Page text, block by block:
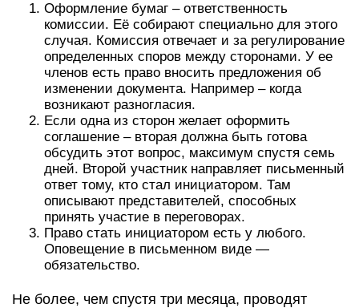
Оформление бумаг – ответственность
комиссии. Её собирают специально для этого
случая. Комиссия отвечает и за регулирование
определенных споров между сторонами. У ее
членов есть право вносить предложения об
изменении документа. Например – когда
возникают разногласия.
Если одна из сторон желает оформить
соглашение – вторая должна быть готова
обсудить этот вопрос, максимум спустя семь
дней. Второй участник направляет письменный
ответ тому, кто стал инициатором. Там
описывают представителей, способных
принять участие в переговорах.
Право стать инициатором есть у любого.
Оповещение в письменном виде —
обязательство.
Не более, чем спустя три месяца, проводят